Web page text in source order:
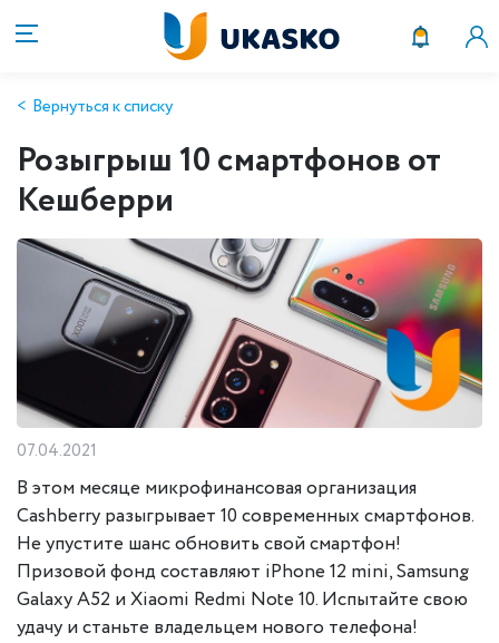
Вернуться к списку
Розыгрыш 10 смартфонов от
Кешберри
07.04.2021
В этом месяце микрофинансовая организация
Cashberry разыгрывает 10 современных смартфонов.
Не упустите шанс обновить свой смартфон!
Призовой фонд составляют iPhone 12 mini, Samsung
Galaxy A52 и Xiaomi Redmi Note 10. Испытайте свою
удачу и станьте владельцем нового телефона!